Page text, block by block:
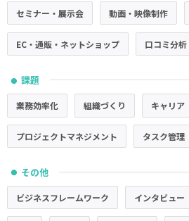
セミナー・展示会 動画・映像制作
EC・通販・ネットショップ 口コミ分
● 課題
業務効率化 組織づくり キャリア
プロジェクトマネジメント タスク管理
● その他
ビジネスフレームワーク インタビュー